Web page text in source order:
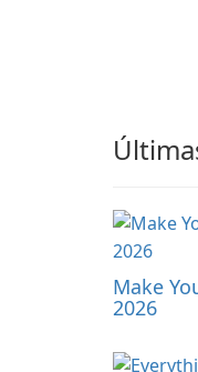
Make
2026